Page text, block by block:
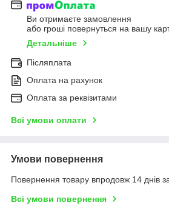
Ви отримаєте замовлення
або гроші повернуться на вашу
Детальніше
Післяплата
Оплата на рахунок
Оплата за реквізитами
Всі умови оплати
Умови повернення
Повернення товару впродовж 14 днів
Всі умови повернення